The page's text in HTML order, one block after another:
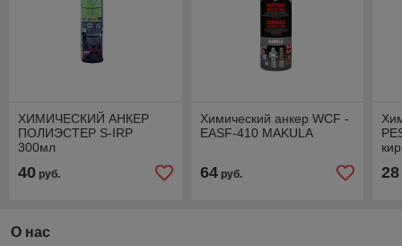
ХИМИЧЕСКИЙ АНКЕР
ПОЛИЭСТЕР S-IRP
300мл
40 руб.
Химический анкер WCF -
EASF-410 MAKULA
64руб. 28
О нас